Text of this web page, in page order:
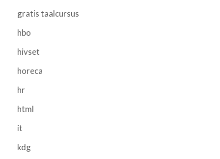
gratis taalcursus
hbo
hivset
horeca
hr
html
it
kdg